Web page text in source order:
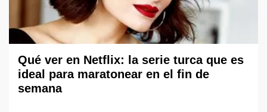
Qué ver en Netflix: la serie turca que es
ideal para maratonear en el fin de
semana